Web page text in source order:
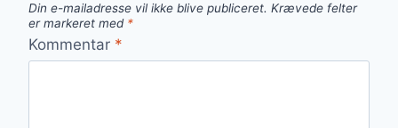
Din e-mailadresse vil ikke blive publiceret. Krævede felter
er markeret med *
Kommentar *